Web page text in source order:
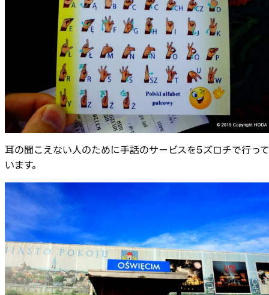
耳の聞こえない人のために手話のサービスを5ズロチで行って
います。